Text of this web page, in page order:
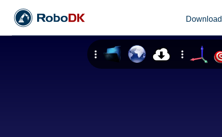
Download